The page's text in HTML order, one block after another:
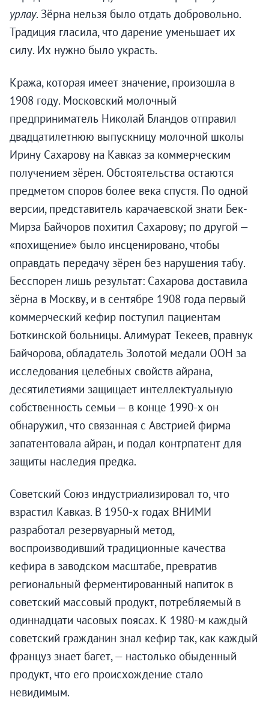
урлау. Зёрна нельзя было отдать добровольно.
Традиция гласила, что дарение уменьшает их
силу. Их нужно было украсть.
Кража, которая имеет значение, произошла в
1908 году. Московский молочный
предприниматель Николай Бландов отправил
двадцатилетнюю выпускницу молочной школы
Ирину Сахарову на Кавказ за коммерческим
получением зёрен. Обстоятельства остаются
предметом споров более века спустя. По одной
версии, представитель карачаевской знати Бек-
Мирза Байчоров похитил Сахарову; по другой —
«похищение» было инсценировано, чтобы
оправдать передачу зёрен без нарушения табу.
Бесспорен лишь результат: Сахарова доставила
зёрна в Москву, и в сентябре 1908 года первый
коммерческий кефир поступил пациентам
Боткинской больницы. Алимурат Текеев, правнук
Байчорова, обладатель Золотой медали ООН за
исследования целебных свойств айрана,
десятилетиями защищает интеллектуальную
собственность семьи — в конце 1990-х он
обнаружил, что связанная с Австрией фирма
запатентовала айран, и подал контрпатент для
защиты наследия предка.
Советский Союз индустриализировал то, что
взрастил Кавказ. В 1950-х годах ВНИМИ
разработал резервуарный метод,
воспроизводивший традиционные качества
кефира в заводском масштабе, превратив
региональный ферментированный напиток в
советский массовый продукт, потребляемый в
одиннадцати часовых поясах. К 1980-м каждый
советский гражданин знал кефир так, как каждый
француз знает багет, — настолько обыденный
продукт, что его происхождение стало
невидимым.